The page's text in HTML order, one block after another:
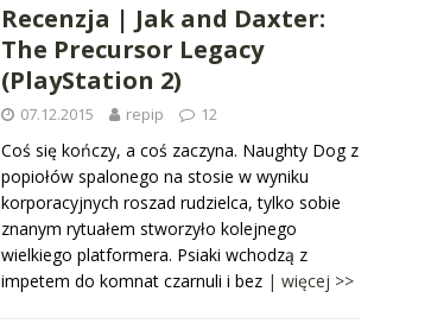
Recenzja | Jak and Daxter:
The Precursor Legacy
(PlayStation 2)
07.12.2015 repip 12
Coś się kończy, a coś zaczyna. Naughty Dog z
popiołów spalonego na stosie w wyniku
korporacyjnych roszad rudzielca, tylko sobie
znanym rytuałem stworzyło kolejnego
wielkiego platformera. Psiaki wchodzą z
impetem do komnat czarnuli i bez | więcej >>